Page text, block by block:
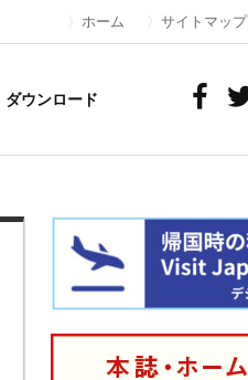
ホーム サイトマップ
ダウンロード